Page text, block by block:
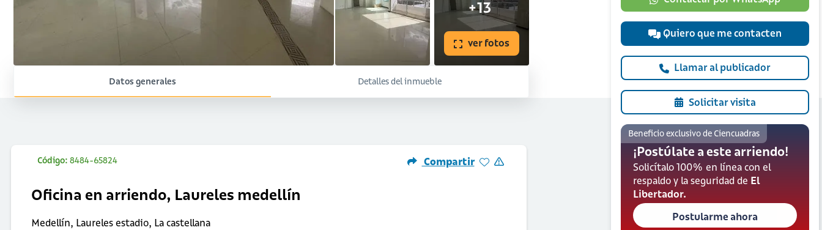
+13
ver fotos
Quiero que me contacten
Llamar al publicador
Solicitar visita
Beneficio exclusivo de Ciencuadras
¡Postúlate a este arriendo!
Solicítalo 100% en línea con el
respaldo y la seguridad de El
Libertador.
Postularme ahora
Datos generales Detalles del inmueble
Código: 8484-65824 Compartir
Oficina en arriendo, Laureles medellín
Medellín, Laureles estadio, La castellana